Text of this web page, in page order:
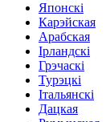
Японскі
Карэйская
Арабская
Ірландскі
Грэчаскі
Турэцкі
Італьянскі
Дацкая